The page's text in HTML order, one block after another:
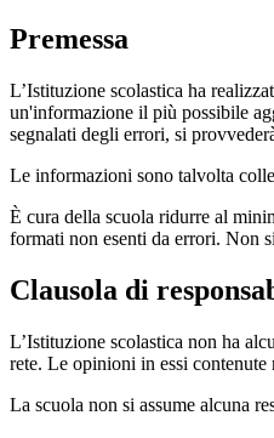
Premessa
L’Istituzione scolastica ha
un'informazione il più possibile
segnalati degli errori, si
Le informazioni sono talvolta
È cura della scuola ridurre al
formati non esenti da errori. Non
Clausola di
L’Istituzione scolastica non ha
rete. Le opinioni in essi contenute
La scuola non si assume alcuna